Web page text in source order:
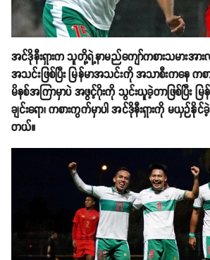
အင်ဒိုနီးရှားက သူတို့ရဲ့နာမည်ကျော်ကစားသမားအာ
အသင်းဖြစ်ပြီး မြန်မာအသင်းကို အသာစီးကနေ ကစား
မိနစ်အကြာမှာပဲ အဖွင့်ဂိုးကို သွင်းယူခဲ့တာဖြစ်ပြီး မ
ချင်းရော၊ ကစားကွက်မှာပါ အင်ဒိုနီးရှားကို မယှဉ်နိုင်
တယ်။